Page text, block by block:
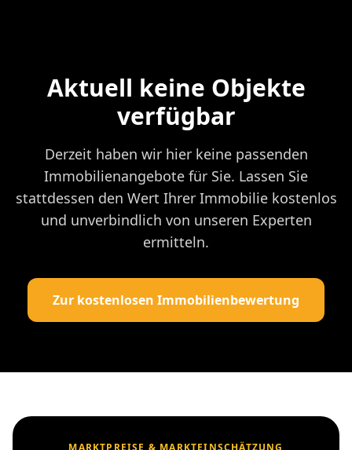
Aktuell keine Objekte
verfügbar
Derzeit haben wir hier keine passenden
Immobilienangebote für Sie. Lassen Sie
stattdessen den Wert Ihrer Immobilie kostenlos
und unverbindlich von unseren Experten
ermitteln.
Zur kostenlosen Immobilienbewertung